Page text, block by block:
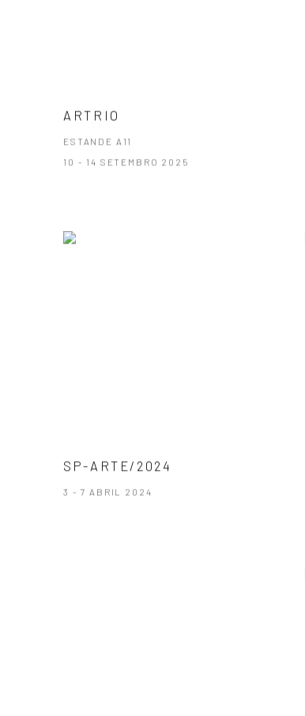
ARTRIO
ESTANDE A11
10 - 14 SETEMBRO 2025
SP-ARTE/2024
3 - 7 ABRIL 2024